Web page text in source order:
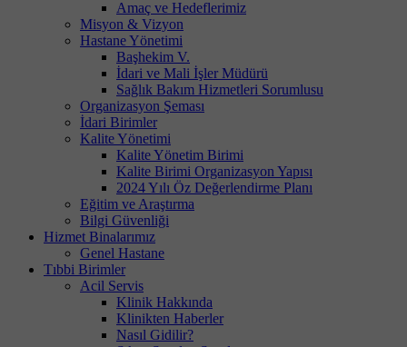
Amaç ve Hedeflerimiz
Misyon & Vizyon
Hastane Yönetimi
Başhekim V.
İdari ve Mali İşler Müdürü
Sağlık Bakım Hizmetleri Sorumlusu
Organizasyon Şeması
İdari Birimler
Kalite Yönetimi
Kalite Yönetim Birimi
Kalite Birimi Organizasyon Yapısı
2024 Yılı Öz Değerlendirme Planı
Eğitim ve Araştırma
Bilgi Güvenliği
Hizmet Binalarımız
Genel Hastane
Tıbbi Birimler
Acil Servis
Klinik Hakkında
Klinikten Haberler
Nasıl Gidilir?